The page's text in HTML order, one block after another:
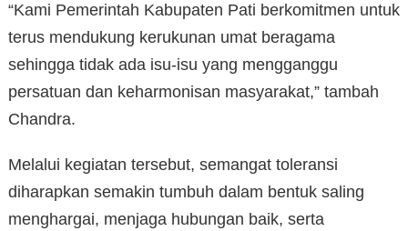
“Kami Pemerintah Kabupaten Pati berkomitmen untuk
terus mendukung kerukunan umat beragama
sehingga tidak ada isu-isu yang mengganggu
persatuan dan keharmonisan masyarakat,” tambah
Chandra.
Melalui kegiatan tersebut, semangat toleransi
diharapkan semakin tumbuh dalam bentuk saling
menghargai, menjaga hubungan baik, serta